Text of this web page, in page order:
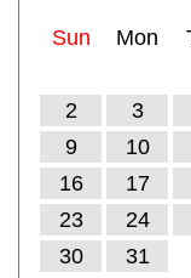
Sun Mon
2
3
9
10
16
17
23
24
30
31